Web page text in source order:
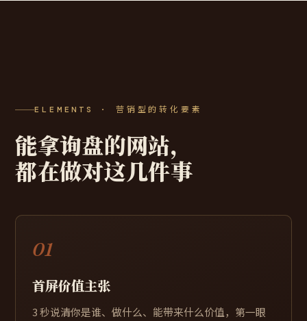
ELEMENTS · 营销型的转化要素
能拿询盘的网站，
都在做对这几件事
01
首屏价值主张
3 秒说清你是谁、做什么、能带来什么价值，第一眼